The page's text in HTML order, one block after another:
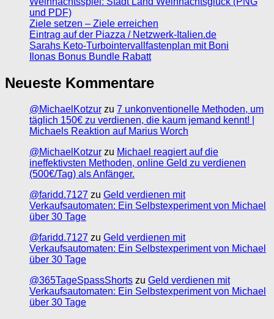
und PDF)
Ziele setzen – Ziele erreichen
Eintrag auf der Piazza / Netzwerk-Italien.de
Sarahs Keto-Turbointervallfastenplan mit Boni
Ilonas Bonus Bundle Rabatt
Neueste Kommentare
@MichaelKotzur zu 7 unkonventionelle Methoden, um
täglich 150€ zu verdienen, die kaum jemand kennt! |
Michaels Reaktion auf Marius Worch
@MichaelKotzur zu Michael reagiert auf die
ineffektivsten Methoden, online Geld zu verdienen
(500€/Tag) als Anfänger.
@faridd.7127 zu Geld verdienen mit
Verkaufsautomaten: Ein Selbstexperiment von Michael
über 30 Tage
@faridd.7127 zu Geld verdienen mit
Verkaufsautomaten: Ein Selbstexperiment von Michael
über 30 Tage
@365TageSpassShorts zu Geld verdienen mit
Verkaufsautomaten: Ein Selbstexperiment von Michael
über 30 Tage